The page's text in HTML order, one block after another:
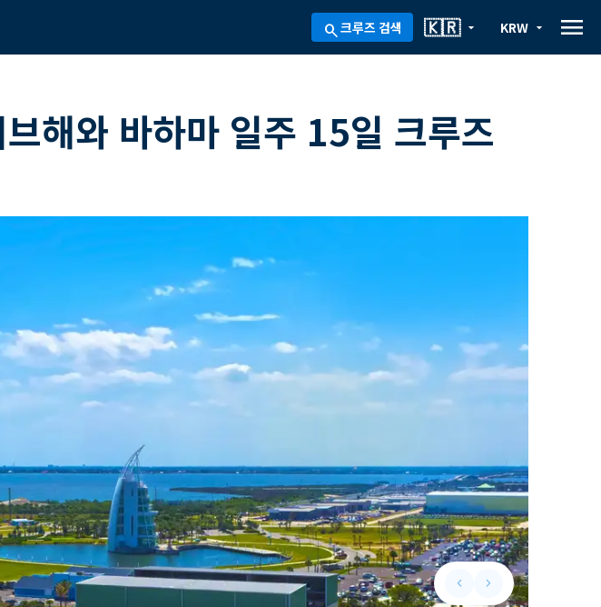
search크루즈 검색 arrow_drop_down
🇰🇷 arrow_drop_down
KRW menu
해와 바하마 일주 15일 크루즈
keyboard_arrow_leftPrevious slide
keyboard_arrow_rightNext slide